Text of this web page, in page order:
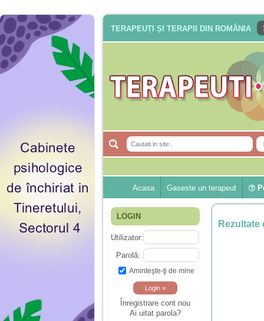
TERAPEUȚI ȘI TERAPII DIN ROMÂNIA
Acasa Gaseste un terapeut
LOGIN
Utilizator:
Parolă:
Aminteşte-ţi de mine
Înregistrare cont nou
Ai uitat parola?
Rezultate